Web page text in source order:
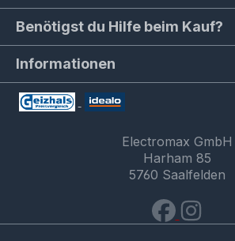
Benötigst du Hilfe beim Kauf?
Informationen
Electromax GmbH
Harham 85
5760 Saalfelden